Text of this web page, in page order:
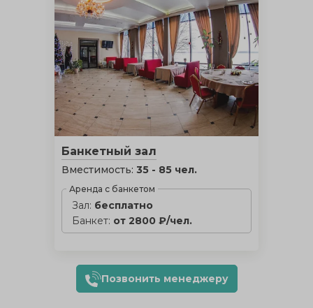
Банкетный зал
Вместимость: 35 - 85 чел.
Аренда с банкетом
Зал: бесплатно
Банкет: от 2800 ₽/чел.
Позвонить менеджеру